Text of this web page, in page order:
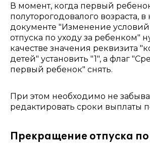
В момент, когда первый
полуторогодовалого возраста, в
документе "Изменение условий
отпуска по уходу за ребенком"
качестве значения реквизита
детей" установить "1", а флаг
первый ребенок" снять.
При этом необходимо не
редактировать сроки выплаты
Прекращение отпуска по